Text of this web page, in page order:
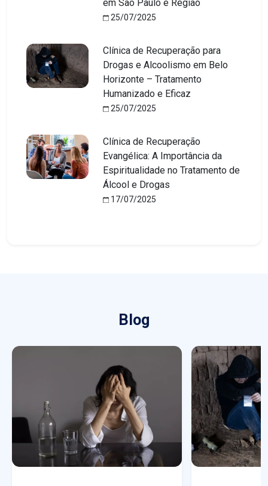
em São Paulo e Região
25/07/2025
Clínica de Recuperação para
Drogas e Alcoolismo em Belo
Horizonte – Tratamento
Humanizado e Eficaz
25/07/2025
Clínica de Recuperação
Evangélica: A Importância da
Espiritualidade no Tratamento de
Álcool e Drogas
17/07/2025
Blog